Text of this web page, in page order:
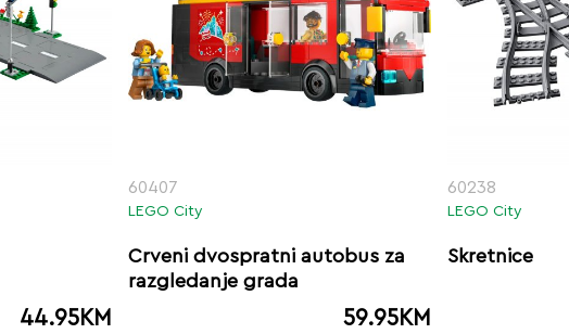
44.95KM
60407
LEGO City
Crveni dvospratni autobus za
razgledanje grada
59.95KM
60238
LEGO City
Skretnice